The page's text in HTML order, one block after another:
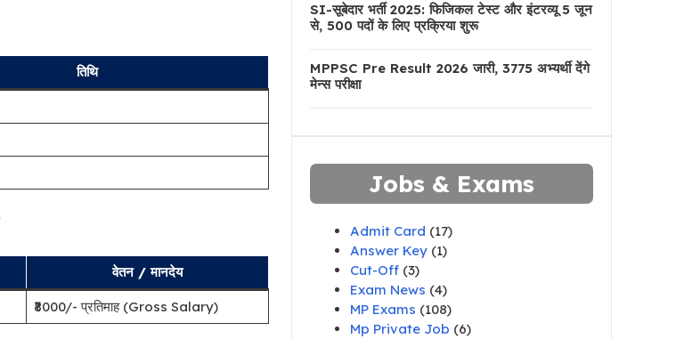
तिथि
वेतन / मानदेय
₹8000/- प्रतिमाह (Gross Salary)
SI-सूबेदार भर्ती 2025: फिजिकल टेस्ट और इंटरव्यू 5 जून
से, 500 पदों के लिए प्रक्रिया शुरू
MPPSC Pre Result 2026 जारी, 3775 अभ्यर्थी देंगे
मेन्स परीक्षा
Jobs & Exams
Admit Card (17)
Answer Key (1)
Cut-Off (3)
Exam News (4)
MP Exams (108)
Mp Private Job (6)